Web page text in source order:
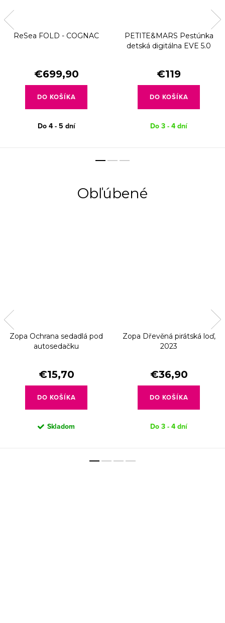
ReSea FOLD - COGNAC
€699,90
DO KOŠÍKA
Do 4 - 5 dní
PETITE&MARS Pestúnka
detská digitálna EVE 5.0
€119
DO KOŠÍKA
Do 3 - 4 dní
Obľúbené
Zopa Ochrana sedadlá pod
autosedačku
€15,70
DO KOŠÍKA
Skladom
Zopa Dřevěná pirátská loď,
2023
€36,90
DO KOŠÍKA
Do 3 - 4 dní